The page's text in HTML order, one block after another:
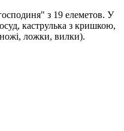
з 19 елеметов. У
каструлька з кришкою,
ложки, вилки).